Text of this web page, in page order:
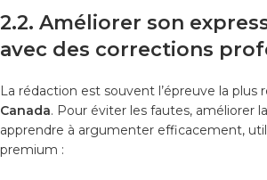
2.2. Améliorer son
avec des corrections
La rédaction est souvent l’épreuve la plus
Canada. Pour éviter les fautes, améliorer
apprendre à argumenter efficacement,
premium :